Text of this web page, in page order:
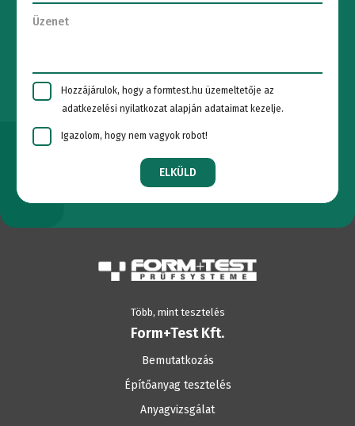
Hozzájárulok, hogy a formtest.hu üzemeltetője az
adatkezelési nyilatkozat alapján adataimat kezelje.
Igazolom, hogy nem vagyok robot!
ELKÜLD
Több, mint tesztelés
Form+Test Kft.
Bemutatkozás
Építőanyag tesztelés
Anyagvizsgálat